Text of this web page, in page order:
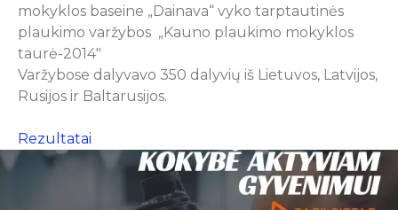
mokyklos baseine „Dainava“ vyko tarptautinės
plaukimo varžybos „Kauno plaukimo mokyklos
taurė-2014″
Varžybose dalyvavo 350 dalyvių iš Lietuvos, Latvijos,
Rusijos ir Baltarusijos.
Rezultatai